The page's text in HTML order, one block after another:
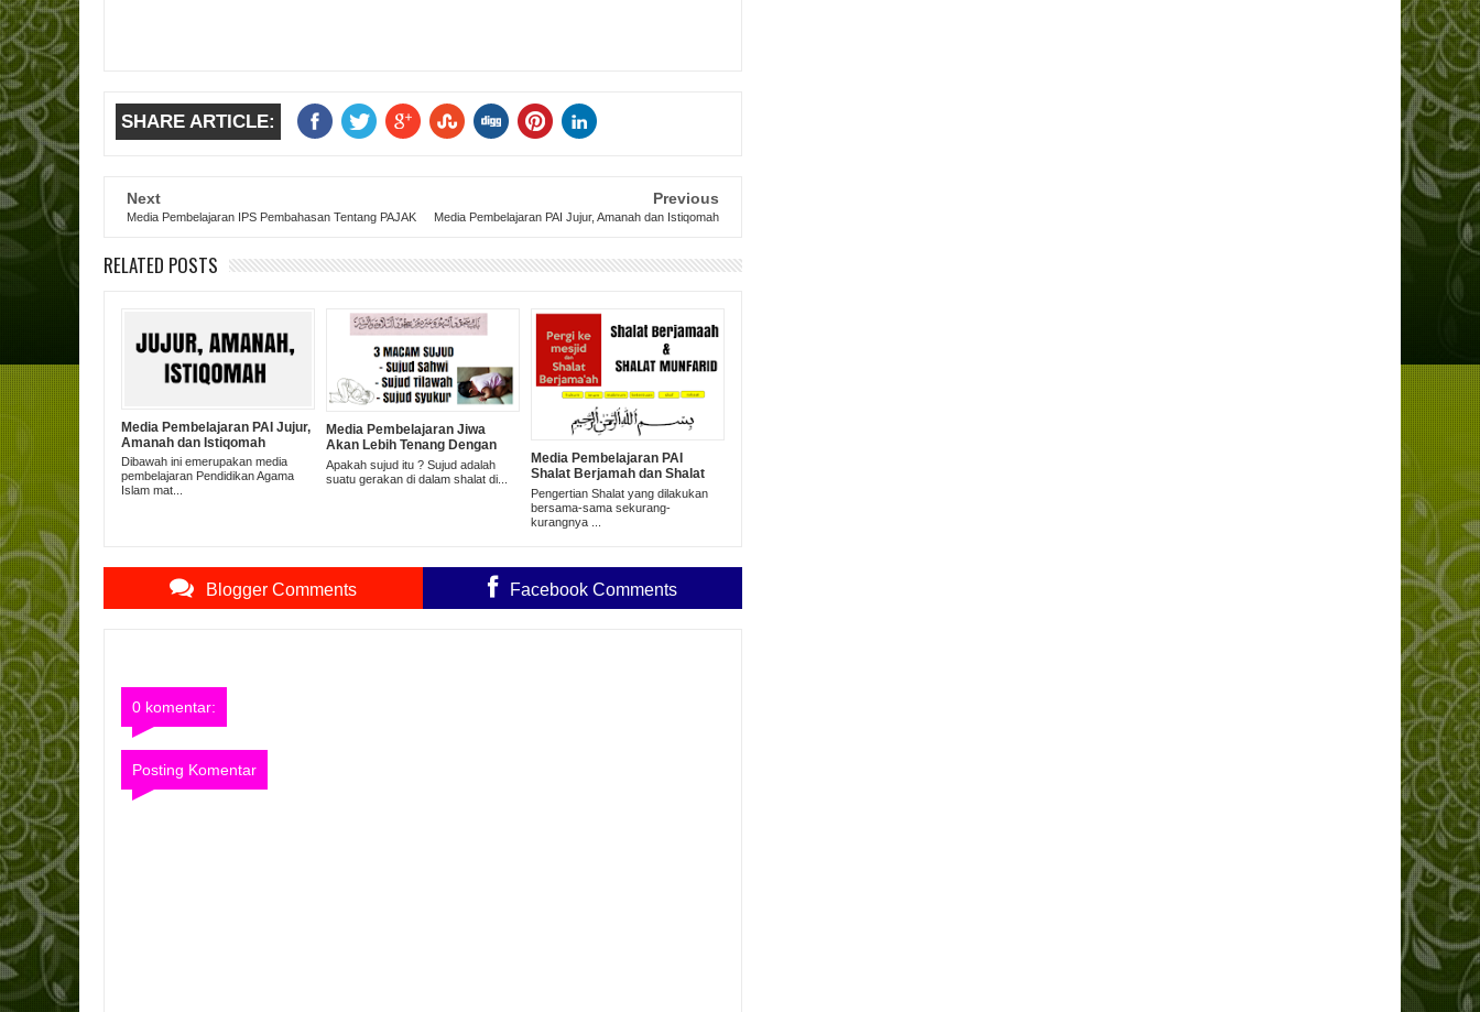
SHARE ARTICLE:
Next
Media Pembelajaran IPS Pembahasan Tentang PAJAK
Previous
Media Pembelajaran PAI Jujur, Amanah dan Istiqomah
RELATED POSTS
Media Pembelajaran PAI Jujur,
Amanah dan Istiqomah
Dibawah ini emerupakan media
pembelajaran Pendidikan Agama
Islam mat...
Media Pembelajaran Jiwa
Akan Lebih Tenang Dengan
Bersujud
Apakah sujud itu ? Sujud adalah
suatu gerakan di dalam shalat di...
Media Pembelajaran PAI
Shalat Berjamah dan Shalat
Munfarid
Pengertian Shalat yang dilakukan
bersama-sama sekurang-
kurangnya ...
Blogger Comments Facebook Comments
0 komentar:
Posting Komentar